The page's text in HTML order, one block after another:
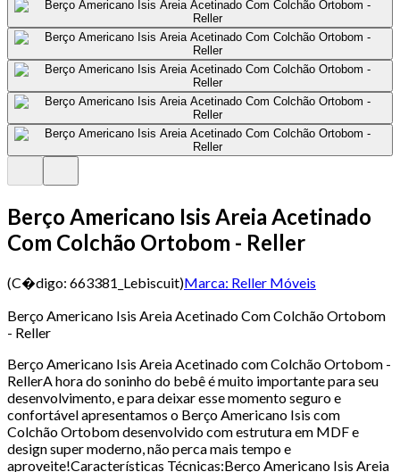
Berço Americano Isis Areia Acetinado
Com Colchão Ortobom - Reller
(C�digo: 663381_Lebiscuit)Marca: Reller Móveis
Berço Americano Isis Areia Acetinado Com Colchão Ortobom
- Reller
Berço Americano Isis Areia Acetinado com Colchão Ortobom -
RellerA hora do soninho do bebê é muito importante para seu
desenvolvimento, e para deixar esse momento seguro e
confortável apresentamos o Berço Americano Isis com
Colchão Ortobom desenvolvido com estrutura em MDF e
design super moderno, não perca mais tempo e
aproveite!Características Técnicas:Berço Americano Isis Areia